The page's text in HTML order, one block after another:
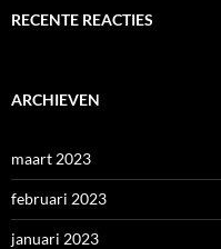
RECENTE REACTIES
ARCHIEVEN
maart 2023
februari 2023
januari 2023